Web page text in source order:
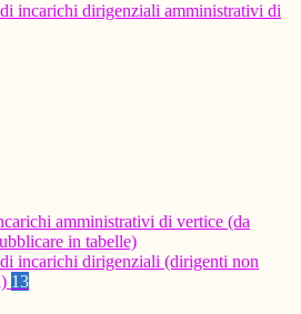
incarichi dirigenziali amministrativi di
amministrativi di vertice (da
in tabelle)
incarichi dirigenziali (dirigenti non
13